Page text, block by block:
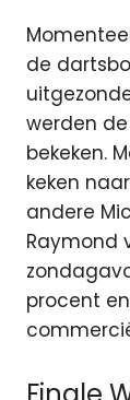
de
werden
bekeken.
keken
andere
Raymond
procent